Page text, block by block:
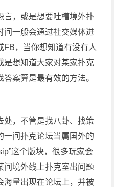
言，或是想要吐槽境外扑
间一般会通过社交媒体进
FB，当你想知道有没有人
是想知道大家对某家扑克
案算是最有效的方法。
处，不管是找八卦、找策
一间扑克论坛当属国外的
这个版块，很多玩家会
间境外线上扑克室出问题
海量出现在论坛上，并被